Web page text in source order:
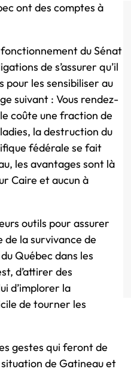
ont des comptes à
du Sénat
de s’assurer qu’il
les sensibiliser au
suivant : Vous rendez-
coûte une fraction de
la destruction du
fédérale se fait
les avantages sont là
Caire et aucun à
outils pour assurer
de la survivance de
Québec dans les
d’attirer des
d’implorer la
de tourner les
gestes qui feront de
de Gatineau et